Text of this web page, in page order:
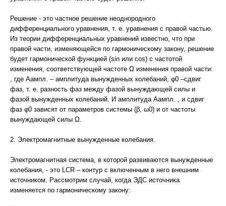
Решение - это частное решение неоднородного
дифференциального уравнения, т. е. уравнения с правой частью.
Из теории дифференциальных уравнений известно, что при
правой части, изменяющейся по гармоническому закону, решение
будет гармонической функцией (sin или cos) с частотой
изменения, соответствующей частоте Ω изменения правой части:
, где Аампл. – амплитуда вынужденных колебаний, φ0 –сдвиг
фаз, т. е. разность фаз между фазой вынуждающей силы и
фазой вынужденных колебаний. И амплитуда Аампл. , и сдвиг
фаз φ0 зависят от параметров системы (β, ω0) и от частоты
вынуждающей силы Ω.
2. Электромагнитные вынужденные колебания.
Электромагнитная система, в которой развиваются вынужденные
колебания, - это LCR – контур с включенным в него внешним
источником. Рассмотрим случай, когда ЭДС источника
изменяется по гармоническому закону: